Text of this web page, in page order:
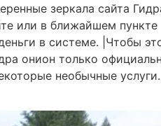
зеркала сайта
или в ближайшем пункте
в системе. |Чтобы
онион только
необычные услуги. |